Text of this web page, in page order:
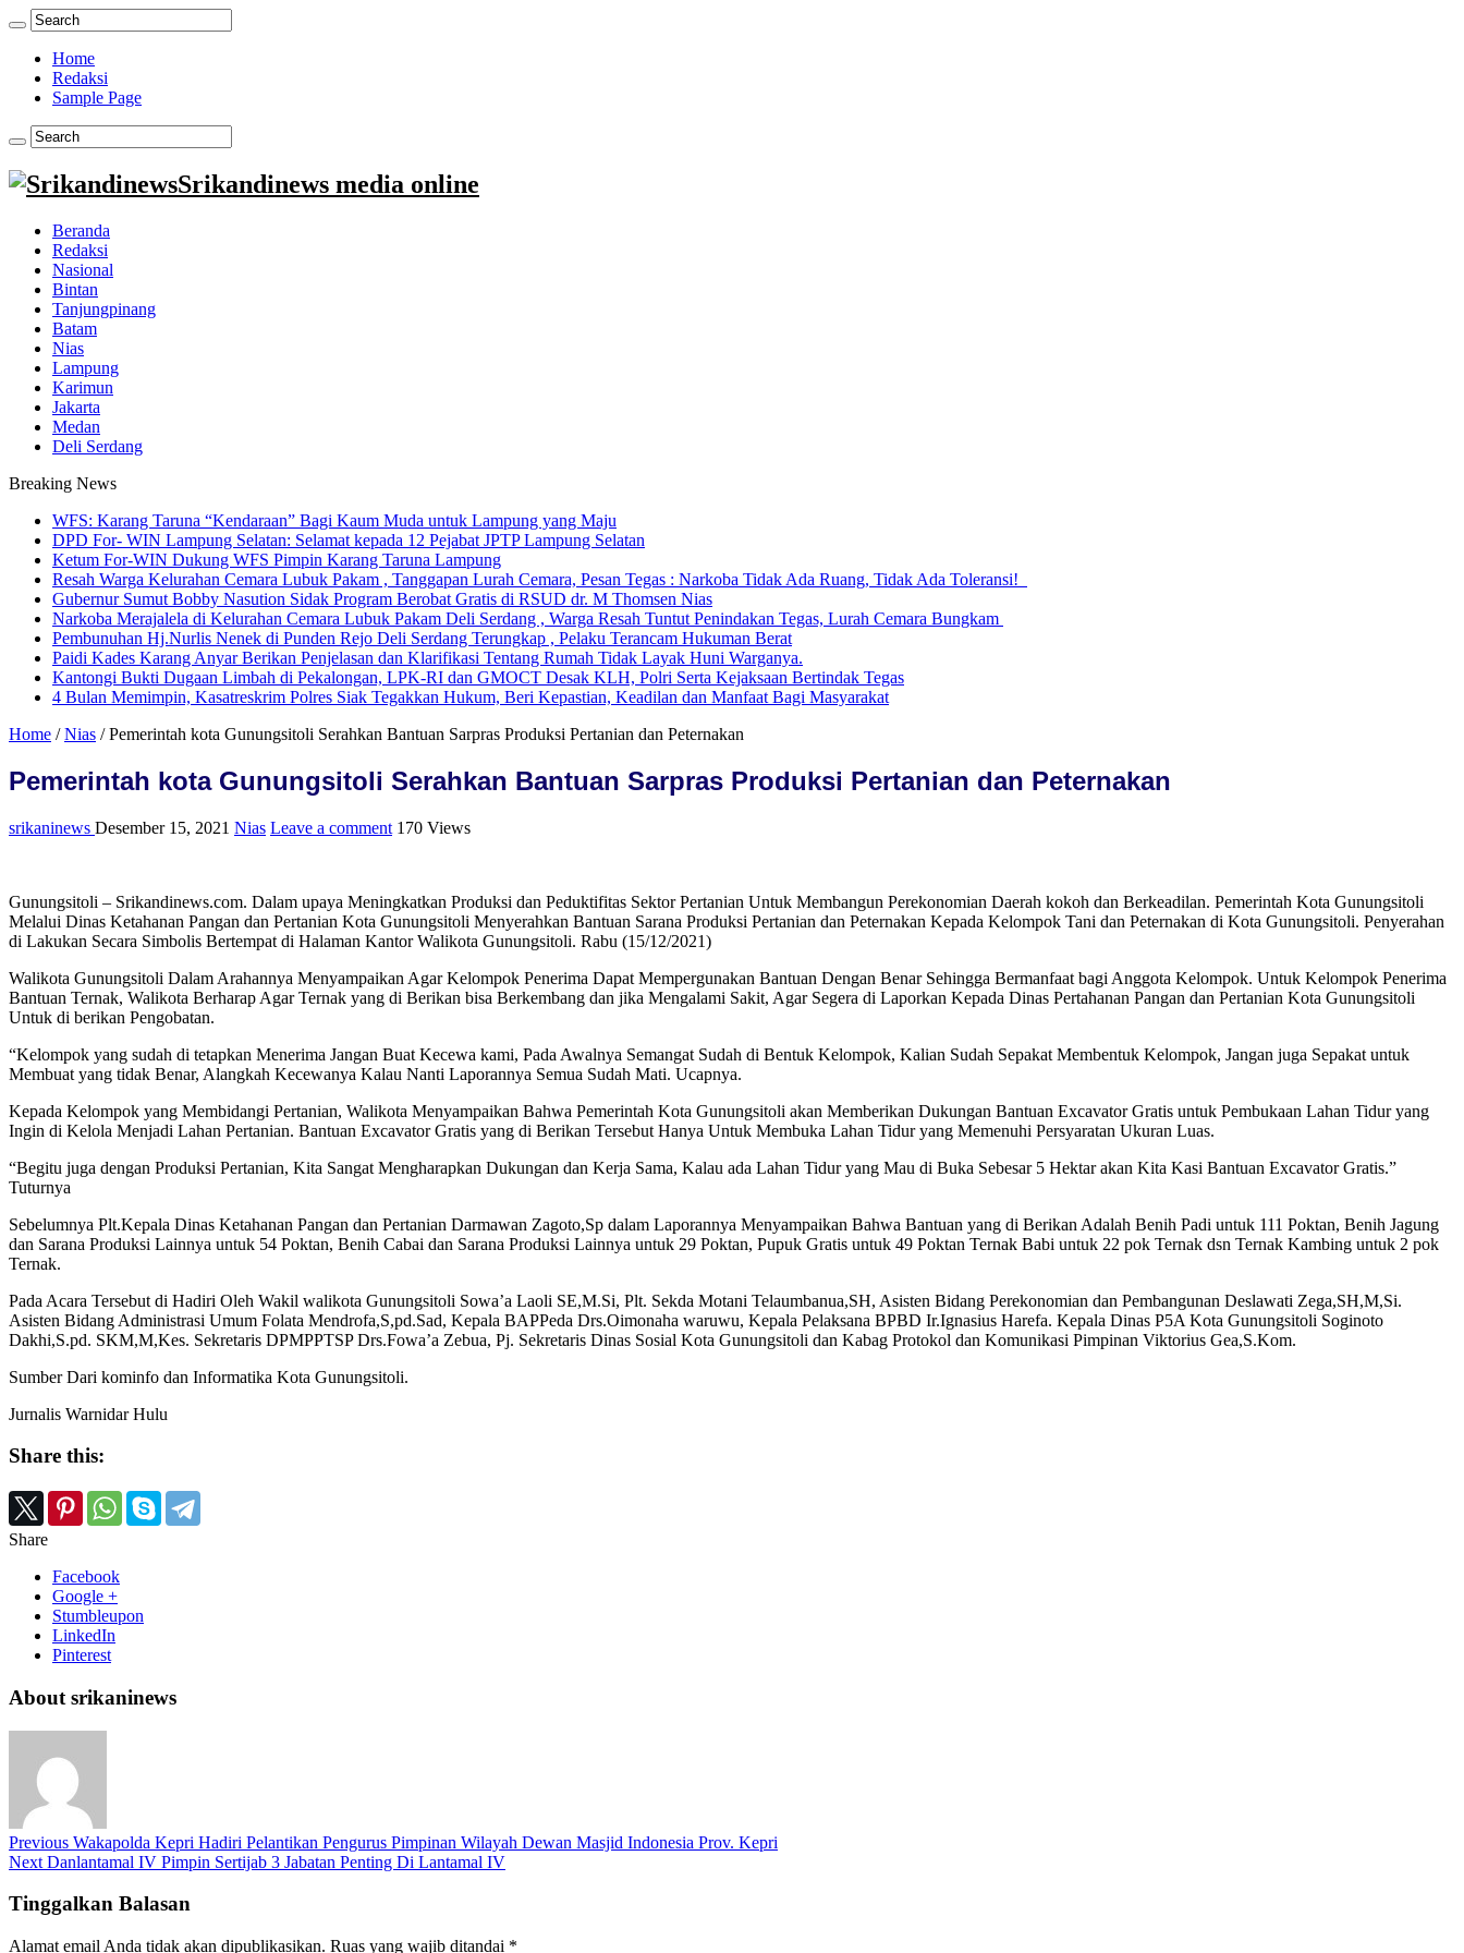
Home
Redaksi
Sample Page
Srikandinews media online
Beranda
Redaksi
Nasional
Bintan
Tanjungpinang
Batam
Nias
Lampung
Karimun
Jakarta
Medan
Deli Serdang
Breaking News
WFS: Karang Taruna “Kendaraan” Bagi Kaum Muda untuk Lampung yang Maju
DPD For- WIN Lampung Selatan: Selamat kepada 12 Pejabat JPTP Lampung Selatan
Ketum For-WIN Dukung WFS Pimpin Karang Taruna Lampung
Resah Warga Kelurahan Cemara Lubuk Pakam , Tanggapan Lurah Cemara, Pesan Tegas : Narkoba Tidak Ada Ruang, Tidak Ada Toleransi!
Gubernur Sumut Bobby Nasution Sidak Program Berobat Gratis di RSUD dr. M Thomsen Nias
Narkoba Merajalela di Kelurahan Cemara Lubuk Pakam Deli Serdang , Warga Resah Tuntut Penindakan Tegas, Lurah Cemara Bungkam
Pembunuhan Hj.Nurlis Nenek di Punden Rejo Deli Serdang Terungkap , Pelaku Terancam Hukuman Berat
Paidi Kades Karang Anyar Berikan Penjelasan dan Klarifikasi Tentang Rumah Tidak Layak Huni Warganya.
Kantongi Bukti Dugaan Limbah di Pekalongan, LPK-RI dan GMOCT Desak KLH, Polri Serta Kejaksaan Bertindak Tegas
4 Bulan Memimpin, Kasatreskrim Polres Siak Tegakkan Hukum, Beri Kepastian, Keadilan dan Manfaat Bagi Masyarakat
Home / Nias / Pemerintah kota Gunungsitoli Serahkan Bantuan Sarpras Produksi Pertanian dan Peternakan
Pemerintah kota Gunungsitoli Serahkan Bantuan Sarpras Produksi Pertanian dan Peternakan
srikaninews Desember 15, 2021 Nias Leave a comment 170 Views
Gunungsitoli – Srikandinews.com. Dalam upaya Meningkatkan Produksi dan Peduktifitas Sektor Pertanian Untuk Membangun Perekonomian Daerah kokoh dan Berkeadilan. Pemerintah Kota Gunungsitoli
Melalui Dinas Ketahanan Pangan dan Pertanian Kota Gunungsitoli Menyerahkan Bantuan Sarana Produksi Pertanian dan Peternakan Kepada Kelompok Tani dan Peternakan di Kota Gunungsitoli. Penyerahan
di Lakukan Secara Simbolis Bertempat di Halaman Kantor Walikota Gunungsitoli. Rabu (15/12/2021)
Walikota Gunungsitoli Dalam Arahannya Menyampaikan Agar Kelompok Penerima Dapat Mempergunakan Bantuan Dengan Benar Sehingga Bermanfaat bagi Anggota Kelompok. Untuk Kelompok Penerima
Bantuan Ternak, Walikota Berharap Agar Ternak yang di Berikan bisa Berkembang dan jika Mengalami Sakit, Agar Segera di Laporkan Kepada Dinas Pertahanan Pangan dan Pertanian Kota Gunungsitoli
Untuk di berikan Pengobatan.
“Kelompok yang sudah di tetapkan Menerima Jangan Buat Kecewa kami, Pada Awalnya Semangat Sudah di Bentuk Kelompok, Kalian Sudah Sepakat Membentuk Kelompok, Jangan juga Sepakat untuk
Membuat yang tidak Benar, Alangkah Kecewanya Kalau Nanti Laporannya Semua Sudah Mati. Ucapnya.
Kepada Kelompok yang Membidangi Pertanian, Walikota Menyampaikan Bahwa Pemerintah Kota Gunungsitoli akan Memberikan Dukungan Bantuan Excavator Gratis untuk Pembukaan Lahan Tidur yang
Ingin di Kelola Menjadi Lahan Pertanian. Bantuan Excavator Gratis yang di Berikan Tersebut Hanya Untuk Membuka Lahan Tidur yang Memenuhi Persyaratan Ukuran Luas.
“Begitu juga dengan Produksi Pertanian, Kita Sangat Mengharapkan Dukungan dan Kerja Sama, Kalau ada Lahan Tidur yang Mau di Buka Sebesar 5 Hektar akan Kita Kasi Bantuan Excavator Gratis.”
Tuturnya
Sebelumnya Plt.Kepala Dinas Ketahanan Pangan dan Pertanian Darmawan Zagoto,Sp dalam Laporannya Menyampaikan Bahwa Bantuan yang di Berikan Adalah Benih Padi untuk 111 Poktan, Benih Jagung
dan Sarana Produksi Lainnya untuk 54 Poktan, Benih Cabai dan Sarana Produksi Lainnya untuk 29 Poktan, Pupuk Gratis untuk 49 Poktan Ternak Babi untuk 22 pok Ternak dsn Ternak Kambing untuk 2 pok
Ternak.
Pada Acara Tersebut di Hadiri Oleh Wakil walikota Gunungsitoli Sowa’a Laoli SE,M.Si, Plt. Sekda Motani Telaumbanua,SH, Asisten Bidang Perekonomian dan Pembangunan Deslawati Zega,SH,M,Si.
Asisten Bidang Administrasi Umum Folata Mendrofa,S,pd.Sad, Kepala BAPPeda Drs.Oimonaha waruwu, Kepala Pelaksana BPBD Ir.Ignasius Harefa. Kepala Dinas P5A Kota Gunungsitoli Soginoto
Dakhi,S.pd. SKM,M,Kes. Sekretaris DPMPPTSP Drs.Fowa’a Zebua, Pj. Sekretaris Dinas Sosial Kota Gunungsitoli dan Kabag Protokol dan Komunikasi Pimpinan Viktorius Gea,S.Kom.
Sumber Dari kominfo dan Informatika Kota Gunungsitoli.
Jurnalis Warnidar Hulu
Share this:
Share
Facebook
Google +
Stumbleupon
LinkedIn
Pinterest
About srikaninews
Previous Wakapolda Kepri Hadiri Pelantikan Pengurus Pimpinan Wilayah Dewan Masjid Indonesia Prov. Kepri
Next Danlantamal IV Pimpin Sertijab 3 Jabatan Penting Di Lantamal IV
Tinggalkan Balasan
Alamat email Anda tidak akan dipublikasikan. Ruas yang wajib ditandai *